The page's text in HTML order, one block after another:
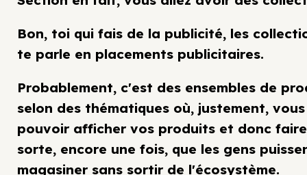
Bon, toi qui fais de la publicité, les
te parle en placements publicitaires.
Probablement, c'est des ensembles de
selon des thématiques où, justement,
pouvoir afficher vos produits et donc
sorte, encore une fois, que les gens
magasiner sans sortir de l'écosystème.